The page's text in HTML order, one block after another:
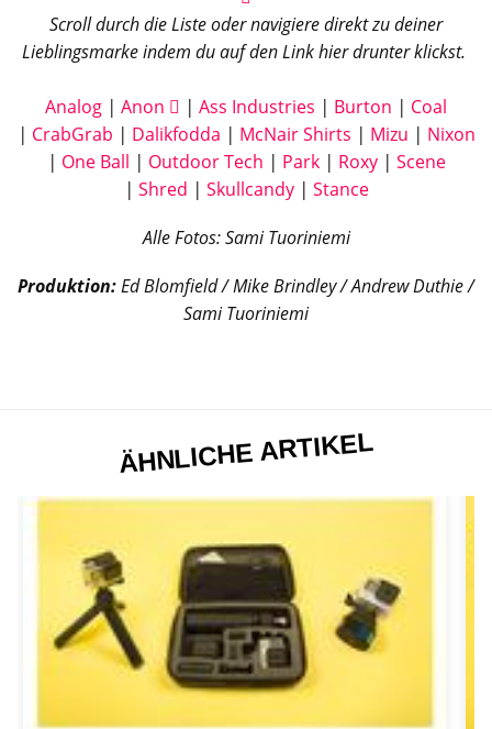
Scroll durch die Liste oder navigiere direkt zu deiner
Lieblingsmarke indem du auf den Link hier drunter klickst.
Analog | Anon | Ass Industries | Burton | Coal
| CrabGrab | Dalikfodda | McNair Shirts | Mizu | Nixon
| One Ball | Outdoor Tech | Park| Roxy| Scene
| Shred | Skullcandy| Stance
Alle Fotos: Sami Tuoriniemi
Produktion:Ed Blomfield / Mike Brindley / Andrew Duthie /
Sami Tuoriniemi
ÄHNLICHE ARTIKEL